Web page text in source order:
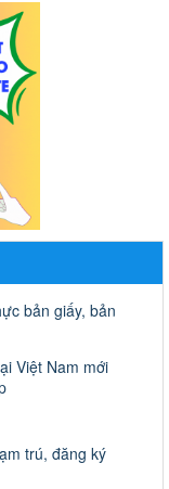
bản giấy, bản
Việt Nam mới
trú, đăng ký